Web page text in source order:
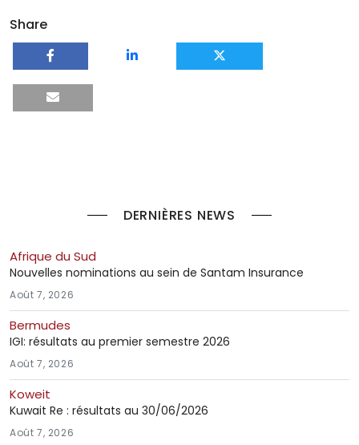
Share
DERNIÈRES NEWS
Afrique du Sud
Nouvelles nominations au sein de Santam Insurance
Août 7, 2026
Bermudes
IGI: résultats au premier semestre 2026
Août 7, 2026
Koweit
Kuwait Re : résultats au 30/06/2026
Août 7, 2026